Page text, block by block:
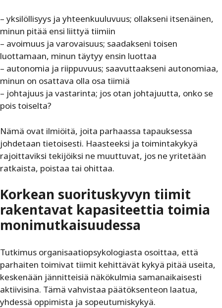
– yksilöllisyys ja yhteenkuuluvuus; ollakseni itsenäinen,
minun pitää ensi liittyä tiimiin
– avoimuus ja varovaisuus; saadakseni toisen
luottamaan, minun täytyy ensin luottaa
– autonomia ja riippuvuus; saavuttaakseni autonomiaa,
minun on osattava olla osa tiimiä
– johtajuus ja vastarinta; jos otan johtajuutta, onko se
pois toiselta?
Nämä ovat ilmiöitä, joita parhaassa tapauksessa
johdetaan tietoisesti. Haasteeksi ja toimintakykyä
rajoittaviksi tekijöiksi ne muuttuvat, jos ne yritetään
ratkaista, poistaa tai ohittaa.
Korkean suorituskyvyn tiimit
rakentavat kapasiteettia toimia
monimutkaisuudessa
Tutkimus organisaatiopsykologiasta osoittaa, että
parhaiten toimivat tiimit kehittävät kykyä pitää useita,
keskenään jännitteisiä näkökulmia samanaikaisesti
aktiivisina. Tämä vahvistaa päätöksenteon laatua,
yhdessä oppimista ja sopeutumiskykyä.